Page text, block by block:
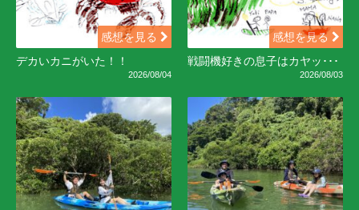
感想を見る
デカいカニがいた！！
2026/08/04
感想を見る
戦闘機好きの息子はカヤッ･･･
2026/08/03